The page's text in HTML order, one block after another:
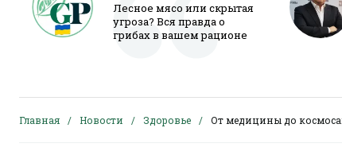
Лесное мясо или скрытая
угроза? Вся правда о
грибах в вашем рационе
Главная Новости Здоровье От медицины до